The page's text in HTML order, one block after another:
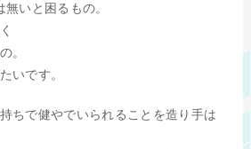
いと困るもの。
。
いです。
ちで健やでいられることを造り手は